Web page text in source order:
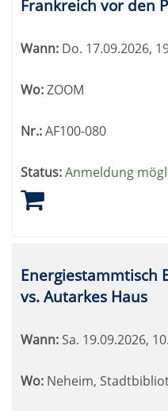
Frankreich vor den
Wann: Do. 17.09.2026,
Wo:ZOOM
Nr.:AF100-080
Status:Anmeldung
Energiestammtisch
vs. Autarkes Haus
Wann: Sa. 19.09.2026,
Wo: Neheim,